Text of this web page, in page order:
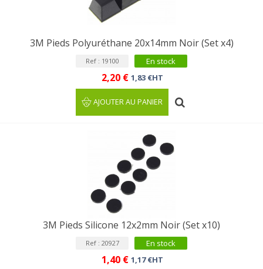
3M Pieds Polyuréthane 20x14mm Noir (Set x4)
Ref : 19100 En stock
2,20 € 1,83 €HT
AJOUTER AU PANIER
3M Pieds Silicone 12x2mm Noir (Set x10)
Ref : 20927 En stock
1,40 € 1,17 €HT